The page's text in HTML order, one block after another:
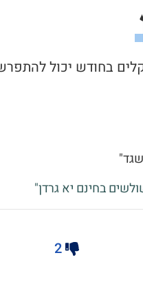
בחודש יכול
בחינם יא גרדן"
2